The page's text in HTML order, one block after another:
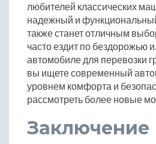
любителей классических
надежный и
также станет отличным
часто ездит по бездорожью
автомобиле для перевозки
вы ищете современный
уровнем комфорта и
рассмотреть более новые
Заключение